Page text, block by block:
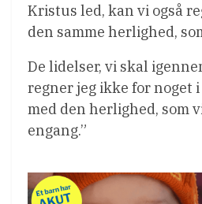
Kristus led, kan vi også
den samme herlighed,
De lidelser, vi skal
regner jeg ikke for noget
med den herlighed, som
engang.”